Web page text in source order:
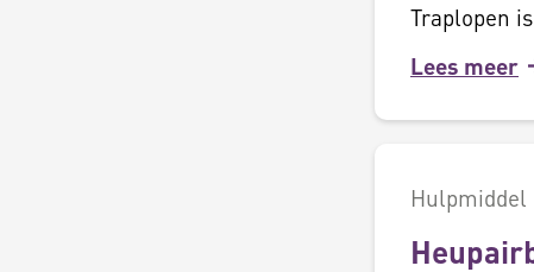
Traplopen
Lees meer
Hulpmiddel